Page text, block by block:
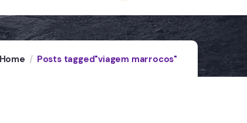
Home Posts tagged"viagem marrocos"